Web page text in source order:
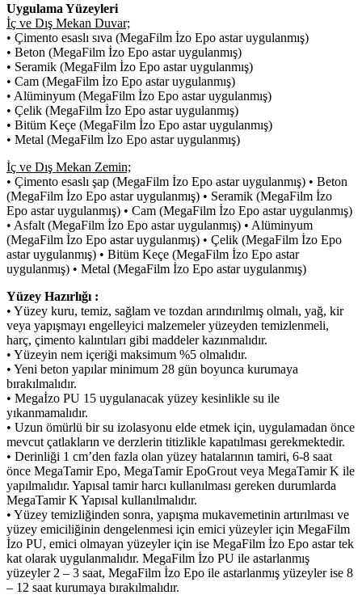
Uygulama Yüzeyleri
İç ve Dış Mekan Duvar;
• Çimento esaslı sıva (MegaFilm İzo Epo astar uygulanmış)
• Beton (MegaFilm İzo Epo astar uygulanmış)
• Seramik (MegaFilm İzo Epo astar uygulanmış)
• Cam (MegaFilm İzo Epo astar uygulanmış)
• Alüminyum (MegaFilm İzo Epo astar uygulanmış)
• Çelik (MegaFilm İzo Epo astar uygulanmış)
• Bitüm Keçe (MegaFilm İzo Epo astar uygulanmış)
• Metal (MegaFilm İzo Epo astar uygulanmış)
İç ve Dış Mekan Zemin;
• Çimento esaslı şap (MegaFilm İzo Epo astar uygulanmış) • Beton
(MegaFilm İzo Epo astar uygulanmış) • Seramik (MegaFilm İzo
Epo astar uygulanmış) • Cam (MegaFilm İzo Epo astar uygulanmış)
• Asfalt (MegaFilm İzo Epo astar uygulanmış) • Alüminyum
(MegaFilm İzo Epo astar uygulanmış) • Çelik (MegaFilm İzo Epo
astar uygulanmış) • Bitüm Keçe (MegaFilm İzo Epo astar
uygulanmış) • Metal (MegaFilm İzo Epo astar uygulanmış)
Yüzey Hazırlığı :
• Yüzey kuru, temiz, sağlam ve tozdan arındırılmış olmalı, yağ, kir
veya yapışmayı engelleyici malzemeler yüzeyden temizlenmeli,
harç, çimento kalıntıları gibi maddeler kazınmalıdır.
• Yüzeyin nem içeriği maksimum %5 olmalıdır.
• Yeni beton yapılar minimum 28 gün boyunca kurumaya
bırakılmalıdır.
• Megaİzo PU 15 uygulanacak yüzey kesinlikle su ile
yıkanmamalıdır.
• Uzun ömürlü bir su izolasyonu elde etmek için, uygulamadan önce
mevcut çatlakların ve derzlerin titizlikle kapatılması gerekmektedir.
• Derinliği 1 cm’den fazla olan yüzey hatalarının tamiri, 6-8 saat
önce MegaTamir Epo, MegaTamir EpoGrout veya MegaTamir K ile
yapılmalıdır. Yapısal tamir harcı kullanılması gereken durumlarda
MegaTamir K Yapısal kullanılmalıdır.
• Yüzey temizliğinden sonra, yapışma mukavemetinin artırılması ve
yüzey emiciliğinin dengelenmesi için emici yüzeyler için MegaFilm
İzo PU, emici olmayan yüzeyler için ise MegaFilm İzo Epo astar tek
kat olarak uygulanmalıdır. MegaFilm İzo PU ile astarlanmış
yüzeyler 2 – 3 saat, MegaFilm İzo Epo ile astarlanmış yüzeyler ise 8
– 12 saat kurumaya bırakılmalıdır.